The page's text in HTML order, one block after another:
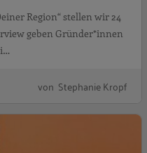
Region“ stellen wir 24
geben Gründer*innen
von Stephanie Kropf